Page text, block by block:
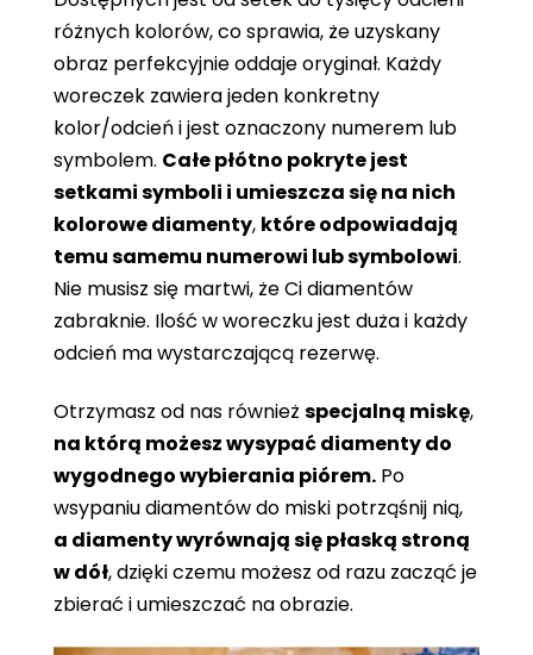
różnych kolorów, co sprawia, że ​​uzyskany
obraz perfekcyjnie oddaje oryginał. Każdy
woreczek zawiera jeden konkretny
kolor/odcień i jest oznaczony numerem lub
symbolem. Całe płótno pokryte jest
setkami symboli i umieszcza się na nich
kolorowe diamenty, które odpowiadają
temu samemu numerowi lub symbolowi.
Nie musisz się martwi, że Ci diamentów
zabraknie. Ilość w woreczku jest duża i każdy
odcień ma wystarczającą rezerwę.
Otrzymasz od nas również specjalną miskę,
na którą możesz wysypać diamenty do
wygodnego wybierania piórem. Po
wsypaniu diamentów do miski potrząśnij nią,
a diamenty wyrównają się płaską stroną
w dół, dzięki czemu możesz od razu zacząć je
zbierać i umieszczać na obrazie.